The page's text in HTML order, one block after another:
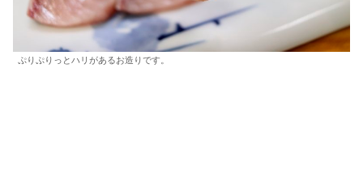
ぷりぷりっとハリがあるお造りです。